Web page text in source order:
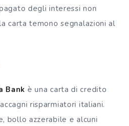
degli interessi non
carta temono segnalazioni al
Bank è una carta di credito
risparmiatori italiani.
bollo azzerabile e alcuni